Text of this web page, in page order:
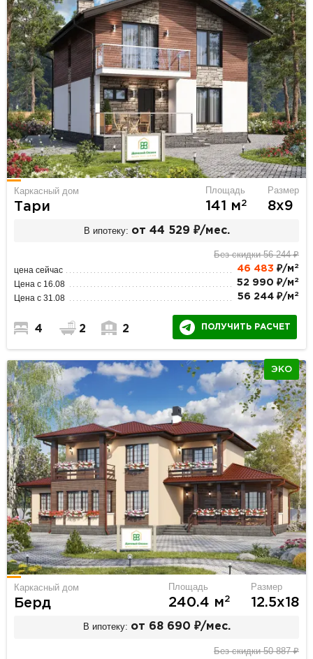
Каркасный дом
Тари
Площадь
141 м2
Размер
8х9
В ипотеку: от 44 529 ₽/мес.
Без скидки 56 244 ₽
цена сейчас 46 483 ₽/м 2
Цена с 16.08 52 990 ₽/м 2
Цена с 31.08 56 244 ₽/м 2
4 2 2 ПОЛУЧИТЬ РАСЧЕТ
ЭКО
Каркасный дом
Берд
Площадь
240.4 м2
Размер
12.5х18
В ипотеку: от 68 690 ₽/мес.
Без скидки 50 887 ₽